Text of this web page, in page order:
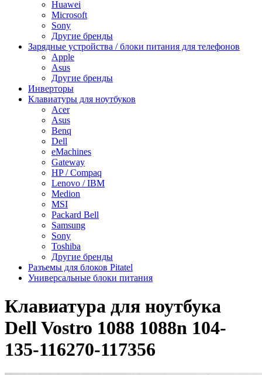
Huawei
Microsoft
Sony
Другие бренды
Зарядные устройства / блоки питания для телефонов
Apple
Asus
Другие бренды
Инверторы
Клавиатуры для ноутбуков
Acer
Asus
Benq
Dell
eMachines
Gateway
HP / Compaq
Lenovo / IBM
Medion
MSI
Packard Bell
Samsung
Sony
Toshiba
Другие бренды
Разъемы для блоков Pitatel
Универсальные блоки питания
Клавиатура для ноутбука
Dell Vostro 1088 1088n 104-
135-116270-117356